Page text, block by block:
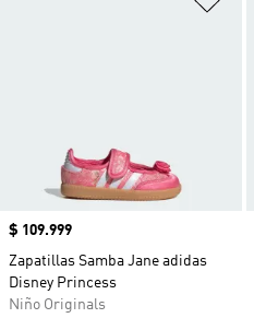
Precio
$ 109.999
Zapatillas Samba Jane adidas
Disney Princess
Niño Originals